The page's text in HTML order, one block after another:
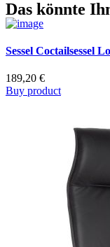
Das könnte
Sessel Coctailsessel
189,20 €
Buy product